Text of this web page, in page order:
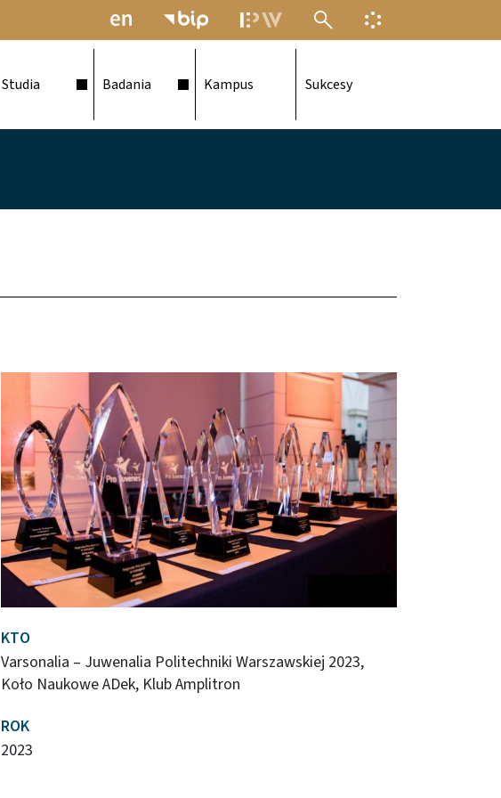
MENU ELEKTRONICZNEJINFORMACJA O
Studia Badania Kampus Sukcesy
KTO
Varsonalia – Juwenalia Politechniki Warszawskiej 2023,
Koło Naukowe ADek, Klub Amplitron
ROK
2023